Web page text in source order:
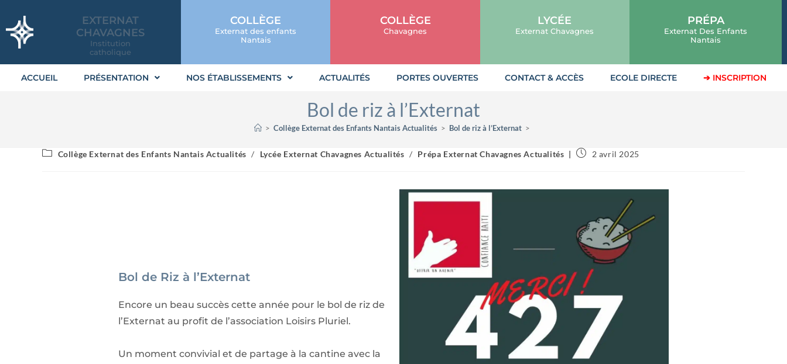
EXTERNAT
CHAVAGNES
Institution
catholique
COLLÈGE
Externat des enfants
Nantais
COLLÈGE
Chavagnes
LYCÉE
Externat Chavagnes
PRÉPA
Externat Des Enfants
Nantais
ACCUEIL PRÉSENTATION NOS ÉTABLISSEMENTS ACTUALITÉS PORTES OUVERTES CONTACT & ACCÈS ECOLE DIRECTE ➔ INSCRIPTION
Bol de riz à l’Externat
> Collège Externat des Enfants Nantais Actualités > Bol de riz à l’Externat >
Collège Externat des Enfants Nantais Actualités / Lycée Externat Chavagnes Actualités / Prépa Externat Chavagnes Actualités 2 avril 2025
Bol de Riz à l’Externat
Encore un beau succès cette année pour le bol de riz de
l’Externat au profit de l’association Loisirs Pluriel.
Un moment convivial et de partage à la cantine avec la